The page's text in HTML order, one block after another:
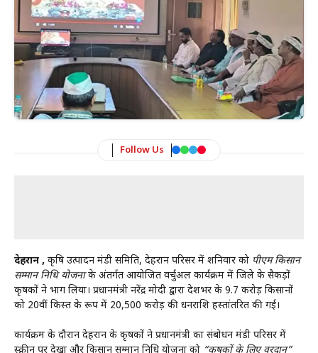
Follow Us
देहरादून , कृषि उत्पादन मंडी समिति, देहरादून परिसर में शनिवार को पीएम किसान
सम्मान निधि योजनाके अंतर्गत आयोजित वर्चुअल कार्यक्रम में जिले के सैकड़ों
कृषकों ने भाग लिया। प्रधानमंत्री नरेंद्र मोदी द्वारा देशभर के 9.7 करोड़ किसानों
को 20वीं किस्त के रूप में ₹20,500 करोड़ की धनराशि हस्तांतरित की गई।
कार्यक्रम के दौरान देहरादून के कृषकों ने प्रधानमंत्री का संबोधन मंडी परिसर में